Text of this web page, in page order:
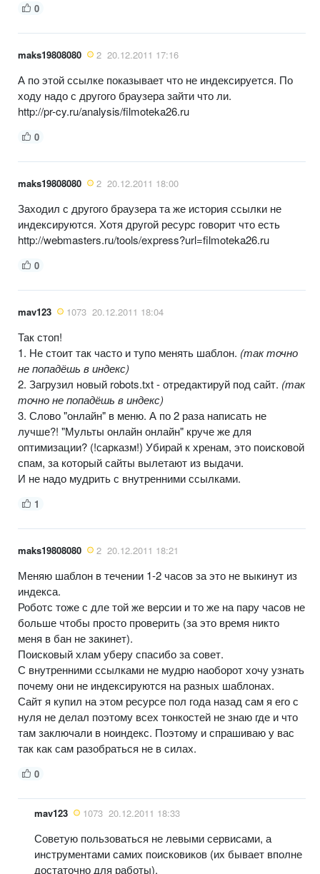
0
maks19808080 2 20.12.2011 17:16
А по этой ссылке показывает что не индексируется. По
ходу надо с другого браузера зайти что ли.
http://pr-cy.ru/analysis/filmoteka26.ru
0
maks19808080 2 20.12.2011 18:00
Заходил с другого браузера та же история ссылки не
индексируются. Хотя другой ресурс говорит что есть
http://webmasters.ru/tools/express?url=filmoteka26.ru
0
mav123 1073 20.12.2011 18:04
Так стоп!
1. Не стоит так часто и тупо менять шаблон. (так точно
не попадёшь в индекс)
2. Загрузил новый robots.txt - отредактируй под сайт. (так
точно не попадёшь в индекс)
3. Слово "онлайн" в меню. А по 2 раза написать не
лучше?! "Мульты онлайн онлайн" круче же для
оптимизации? (!сарказм!) Убирай к хренам, это поисковой
спам, за который сайты вылетают из выдачи.
И не надо мудрить с внутренними ссылками.
1
maks19808080 2 20.12.2011 18:21
Меняю шаблон в течении 1-2 часов за это не выкинут из
индекса.
Роботс тоже с дле той же версии и то же на пару часов не
больше чтобы просто проверить (за это время никто
меня в бан не закинет).
Поисковый хлам уберу спасибо за совет.
С внутренними ссылками не мудрю наоборот хочу узнать
почему они не индексируются на разных шаблонах.
Сайт я купил на этом ресурсе пол года назад сам я его с
нуля не делал поэтому всех тонкостей не знаю где и что
там заключали в ноиндекс. Поэтому и спрашиваю у вас
так как сам разобраться не в силах.
0
mav123 1073 20.12.2011 18:33
Советую пользоваться не левыми сервисами, а
инструментами самих поисковиков (их бывает вполне
достаточно для работы).